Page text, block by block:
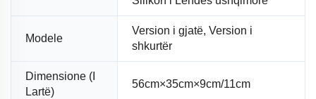
Modele
Version i gjatë, Version i
shkurtër
Dimensione (I
Lartë)
56cm×35cm×9cm/11cm